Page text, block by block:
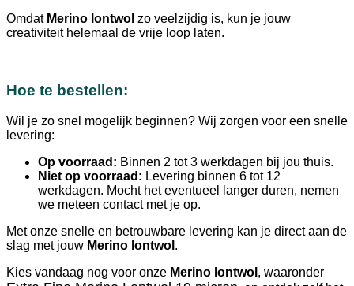
Omdat Merino lontwol zo veelzijdig is, kun je jouw
creativiteit helemaal de vrije loop laten.
Hoe te bestellen:
Wil je zo snel mogelijk beginnen? Wij zorgen voor een snelle
levering:
Op voorraad: Binnen 2 tot 3 werkdagen bij jou thuis.
Niet op voorraad: Levering binnen 6 tot 12
werkdagen. Mocht het eventueel langer duren, nemen
we meteen contact met je op.
Met onze snelle en betrouwbare levering kan je direct aan de
slag met jouw Merino lontwol .
Kies vandaag nog voor onze Merino lontwol , waaronder